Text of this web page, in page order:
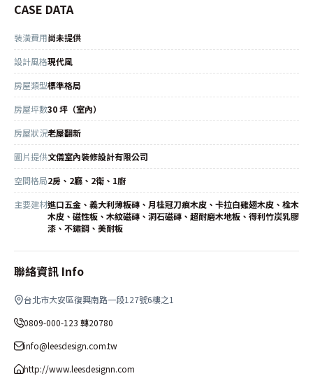
CASE DATA
裝潢費用尚未提供
設計風格現代風
房屋類型標準格局
房屋坪數30 坪（室內）
房屋狀況老屋翻新
圖片提供文儀室內裝修設計有限公司
空間格局2房、2廳、2衛、1廚
主要建材進口五金、義大利薄板磚、月桂冠刀痕木皮、卡拉白雞翅木皮、栓木
木皮、磁性板、木紋磁磚、洞石磁磚、超耐磨木地板、得利竹炭乳膠
漆、不鏽鋼、美耐板
聯絡資訊 Info
台北市大安區復興南路一段127號6樓之1
0809-000-123 轉20780
info@leesdesign.com.tw
http://www.leesdesignn.com